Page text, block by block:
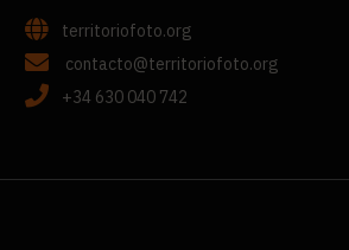
territoriofoto.org
contacto@territoriofoto.org
+34 630 040 742